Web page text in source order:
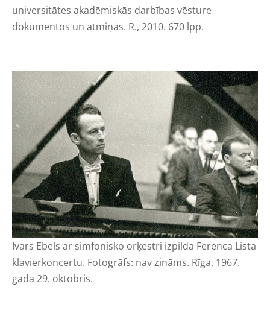
universitātes akadēmiskās darbības vēsture
dokumentos un atmiņās. R., 2010. 670 lpp.
Ivars Ebels ar simfonisko orķestri izpilda Ferenca Lista
klavierkoncertu. Fotogrāfs: nav zināms. Rīga, 1967.
gada 29. oktobris.